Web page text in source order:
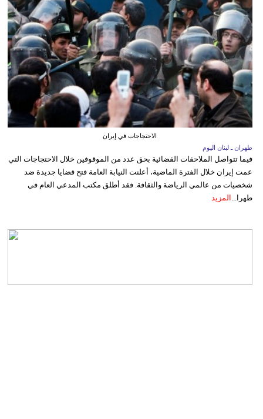
الاحتجاجات في إيران
طهران ـ لبنان اليوم
فيما تتواصل الملاحقات القضائية بحق عدد من الموقوفين خلال الاحتجاجات التي
عمت إيران خلال الفترة الماضية، أعلنت النيابة العامة فتح قضايا جديدة ضد
شخصيات من عالمي الرياضة والثقافة. فقد أطلق مكتب المدعي العام في
طهرا... المزيد